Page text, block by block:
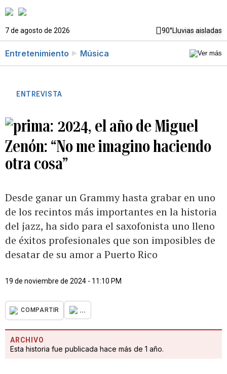
7 de agosto de 2026 90°Lluvias aisladas
Entretenimiento Música
ENTREVISTA
2024, el año de Miguel
Zenón: “No me imagino haciendo
otra cosa”
Desde ganar un Grammy hasta grabar en uno
de los recintos más importantes en la historia
del jazz, ha sido para el saxofonista uno lleno
de éxitos profesionales que son imposibles de
desatar de su amor a Puerto Rico
19 de noviembre de 2024 - 11:10 PM
COMPARTIR ...
ARCHIVO
Esta historia fue publicada hace más de 1 año.